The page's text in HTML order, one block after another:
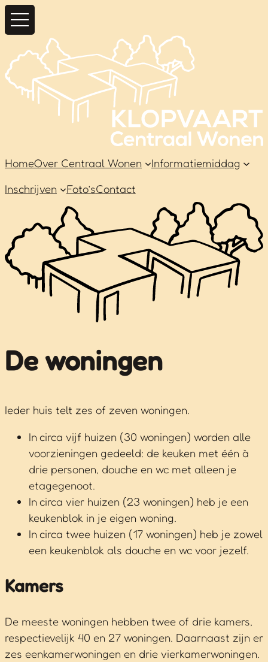
HomeOver Centraal Wonen
Informatiemiddag
Inschrijven
Foto’sContact
De woningen
Ieder huis telt zes of zeven woningen.
In circa vijf huizen (30 woningen) worden alle
voorzieningen gedeeld: de keuken met één à
drie personen, douche en wc met alleen je
etagegenoot.
In circa vier huizen (23 woningen) heb je een
keukenblok in je eigen woning.
In circa twee huizen (17 woningen) heb je zowel
een keukenblok als douche en wc voor jezelf.
Kamers
De meeste woningen hebben twee of drie kamers,
respectievelijk 40 en 27 woningen. Daarnaast zijn er
zes eenkamerwoningen en drie vierkamerwoningen.